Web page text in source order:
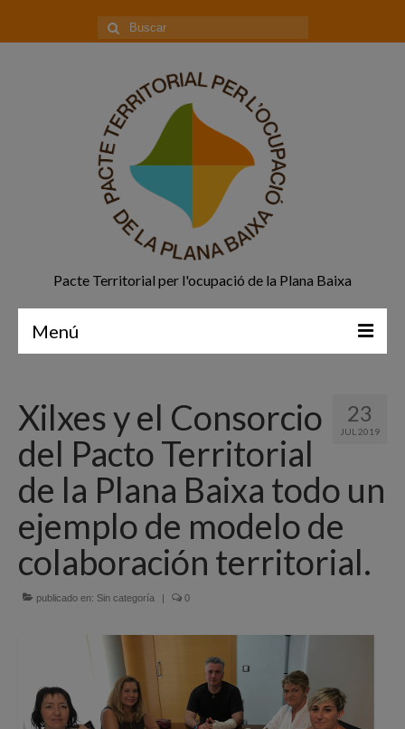
Buscar
por:
Pacte Territorial per l'ocupació de la Plana Baixa
Menú
Quiénes Somos
Programación
Proyectos finalizados
Comunicación
Sede Electrónica
Portal de empleo
Empleo Público
Buzón denuncias
Gastrofest
23
JUL 2019
Xilxes y el Consorcio
del Pacto Territorial
de la Plana Baixa todo un
ejemplo de modelo de
colaboración territorial.
publicado en: Sin categoría | 0